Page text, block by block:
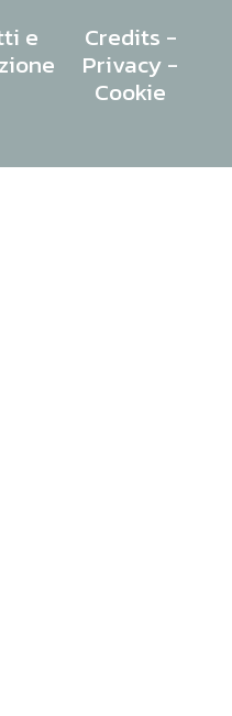
e
Credits -
Privacy-
Cookie